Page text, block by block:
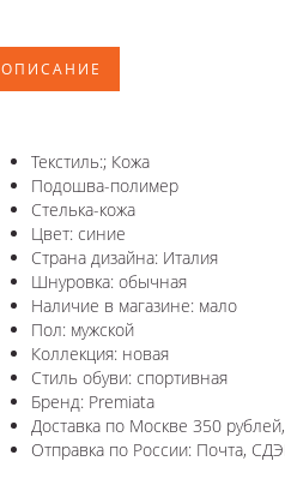
ОПИСАНИЕ
Текстиль:; Кожа
Подошва-полимер
Стелька-кожа
Цвет: синие
Страна дизайна: Италия
Шнуровка: обычная
Наличие в магазине: мало
Пол: мужской
Коллекция: новая
Стиль обуви: спортивная
Бренд: Premiata
Доставка по Москве 350
Отправка по России: Почта,